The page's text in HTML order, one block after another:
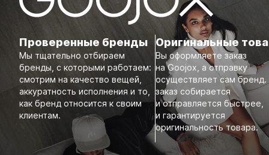
Проверенные бренды
Мы тщательно отбираем
бренды, с которыми работаем:
смотрим на качество вещей,
аккуратность исполнения и то,
как бренд относится к своим
клиентам.
Оригинальные
Вы оформляете заказ
на Goojox, а отправку
осуществляет сам бренд.
заказ собирается
и отправляется быстрее,
и гарантируется
оригинальность товара.